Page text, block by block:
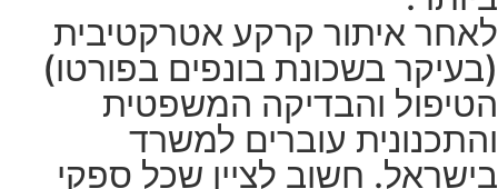
לאחר איתור קרקע אטרקטיבית
(בעיקר בשכונת בונפים בפורטו)
הטיפול והבדיקה המשפטית
והתכנונית עוברים למשרד
בישראל. חשוב לציין שכל ספקי